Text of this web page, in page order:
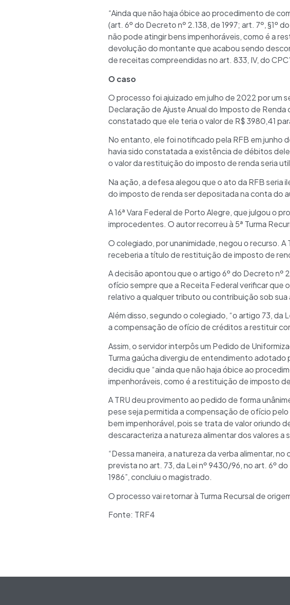
“Ainda que não haja óbice ao procedimento de
(art. 6º do Decreto nº 2.138, de 1997; art. 7º, §1º
não pode atingir bens impenhoráveis, como é a
devolução do montante que acabou sendo
de receitas compreendidas no art. 833, IV, do
O caso
O processo foi ajuizado em julho de 2022 por um
Declaração de Ajuste Anual do Imposto de
constatado que ele teria o valor de R$ 3980,41
No entanto, ele foi notificado pela RFB em junho
havia sido constatada a existência de débitos
o valor da restituição do imposto de renda seria
Na ação, a defesa alegou que o ato da RFB seria
do imposto de renda ser depositada na conta do
A 16ª Vara Federal de Porto Alegre, que julgou o
improcedentes. O autor recorreu à 5ª Turma
O colegiado, por unanimidade, negou o recurso.
receberia a título de restituição de imposto de
A decisão apontou que o artigo 6º do Decreto nº
ofício sempre que a Receita Federal verificar
relativo a qualquer tributo ou contribuição sob sua
Além disso, segundo o colegiado, “o artigo 73,
a compensação de ofício de créditos a restituir
Assim, o servidor interpôs um Pedido de
Turma gaúcha divergiu de entendimento adotado
decidiu que “ainda que não haja óbice ao
impenhoráveis, como é a restituição de imposto
A TRU deu provimento ao pedido de forma
pese seja permitida a compensação de ofício
bem impenhorável, pois se trata de valor oriundo
descaracteriza a natureza alimentar dos valores
“Dessa maneira, a natureza da verba alimentar,
prevista no art. 73, da Lei nº 9430/96, no art. 6º
1986”, concluiu o magistrado.
O processo vai retornar à Turma Recursal de
Fonte: TRF4